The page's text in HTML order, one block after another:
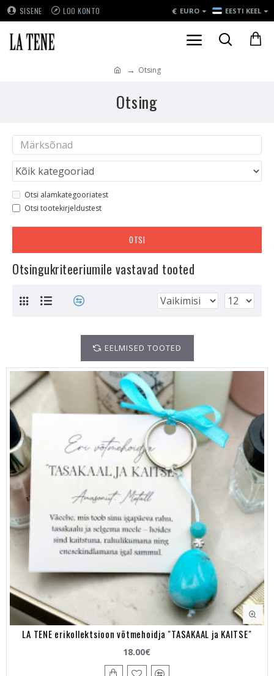
SISENE LOO KONTO € EURO EESTI KEEL
Otsing
Otsing
Otsi alamkategooriatest
Otsi tootekirjeldustest
OTSI
Otsingukriteeriumile vastavad tooted
EELMISED TOOTED
LA TENE erikollektsioon võtmehoidja "TASAKAAL ja KAITSE"
18.00€